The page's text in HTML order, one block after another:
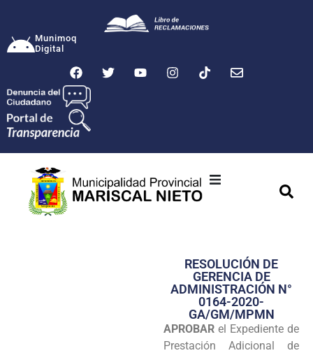
Munimoq
Digital
Transparencia
Seguridad
Programas
RESOLUCIÓN DE
GERENCIA DE
ADMINISTRACIÓN N°
0164-2020-
GA/GM/MPMN
APROBAR el Expediente de
Prestación Adicional de